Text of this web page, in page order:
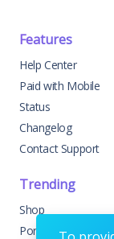
Features
Help Center
Paid with Mobile
Status
Changelog
Contact Support
Trending
Shop
Portfolio